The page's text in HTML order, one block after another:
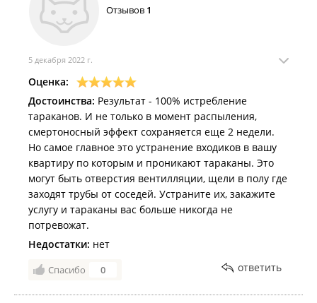
Отзывов 1
5 декабря 2022 г.
Оценка:
Достоинства: Результат - 100% истребление
тараканов. И не только в момент распыления,
смертоносный эффект сохраняется еще 2 недели.
Но самое главное это устранение входиков в вашу
квартиру по которым и проникают тараканы. Это
могут быть отверстия вентилляции, щели в полу где
заходят трубы от соседей. Устраните их, закажите
услугу и тараканы вас больше никогда не
потревожат.
Недостатки: нет
Спасибо 0 ответить